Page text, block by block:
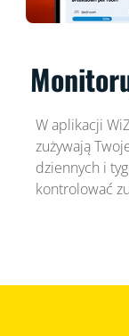
W aplikacji
zużywają
dziennych i
kontrolować